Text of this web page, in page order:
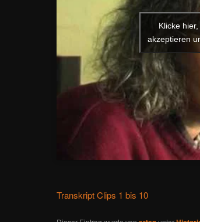
Klicke
akzeptieren
Transkript Clips 1 bis 10